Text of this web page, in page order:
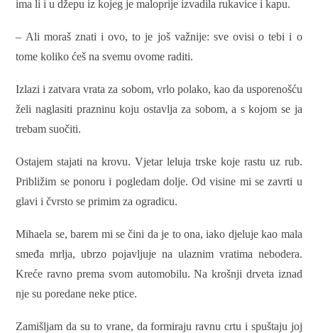
ima li i u džepu iz kojeg je maloprije izvadila rukavice i kapu.
– Ali moraš znati i ovo, to je još važnije: sve ovisi o tebi i o
tome koliko ćeš na svemu ovome raditi.
Izlazi i zatvara vrata za sobom, vrlo polako, kao da usporenošću
želi naglasiti prazninu koju ostavlja za sobom, a s kojom se ja
trebam suočiti.
Ostajem stajati na krovu. Vjetar leluja trske koje rastu uz rub.
Približim se ponoru i pogledam dolje. Od visine mi se zavrti u
glavi i čvrsto se primim za ogradicu.
Mihaela se, barem mi se čini da je to ona, iako djeluje kao mala
smeđa mrlja, ubrzo pojavljuje na ulaznim vratima nebodera.
Kreće ravno prema svom automobilu. Na krošnji drveta iznad
nje su poredane neke ptice.
Zamišljam da su to vrane, da formiraju ravnu crtu i spuštaju joj